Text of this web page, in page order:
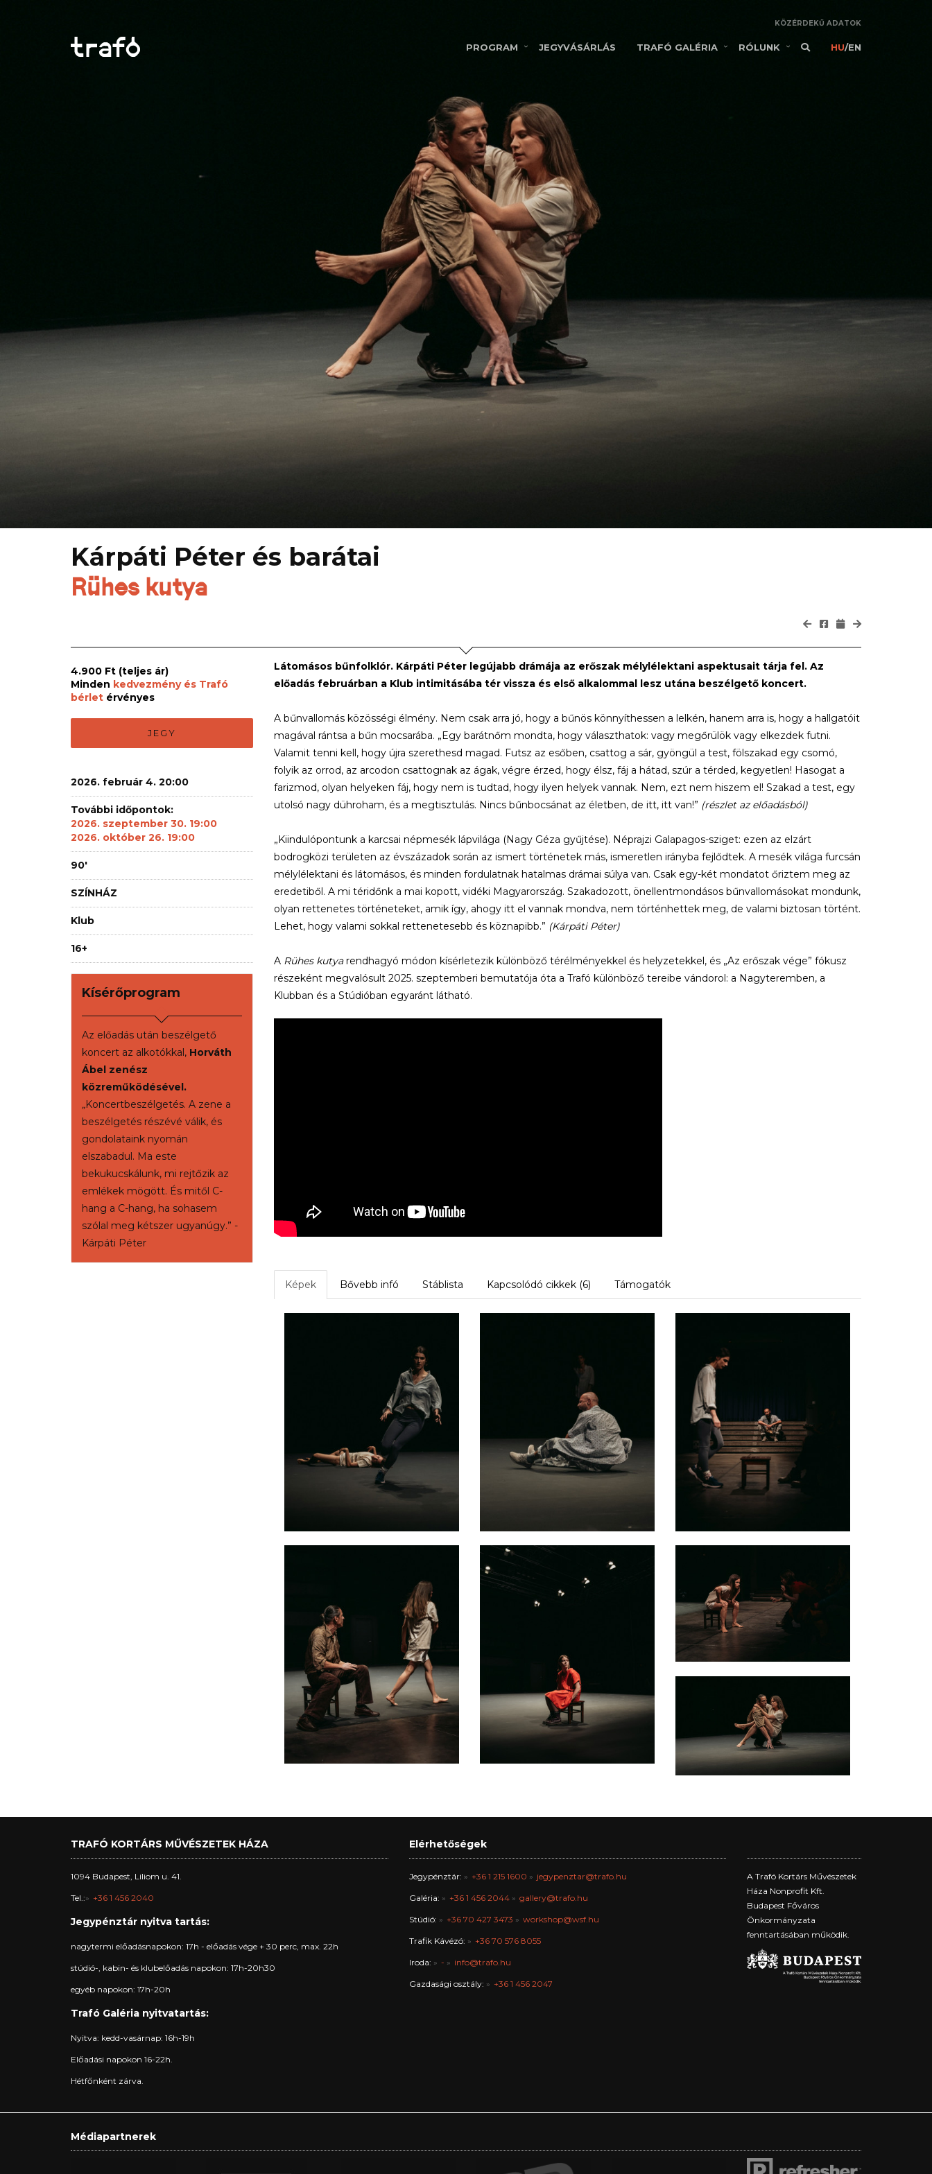
KÖZÉRDEKŰ ADATOK
PROGRAM JEGYVÁSÁRLÁS TRAFÓ GALÉRIA RÓLUNK HU/EN
Kárpáti Péter és barátai
Rühes kutya
4.900 Ft (teljes ár)
Minden kedvezmény és Trafó
bérlet érvényes
JEGY
2026. február 4. 20:00
További időpontok:
2026. szeptember 30. 19:00
2026. október 26. 19:00
90'
SZÍNHÁZ
Klub
16+
Kísérőprogram
Az előadás után beszélgető
koncert az alkotókkal, Horváth
Ábel zenész
közreműködésével.
„Koncertbeszélgetés. A zene a
beszélgetés részévé válik, és
gondolataink nyomán
elszabadul. Ma este
bekukucskálunk, mi rejtőzik az
emlékek mögött. És mitől C-
hang a C-hang, ha sohasem
szólal meg kétszer ugyanúgy.” -
Kárpáti Péter
Látomásos bűnfolklór. Kárpáti Péter legújabb drámája az erőszak mélylélektani aspektusait tárja fel. Az
előadás februárban a Klub intimitásába tér vissza és első alkalommal lesz utána beszélgető koncert.
A bűnvallomás közösségi élmény. Nem csak arra jó, hogy a bűnös könnyíthessen a lelkén, hanem arra is, hogy a hallgatóit
magával rántsa a bűn mocsarába. „Egy barátnőm mondta, hogy választhatok: vagy megőrülök vagy elkezdek futni.
Valamit tenni kell, hogy újra szerethesd magad. Futsz az esőben, csattog a sár, gyöngül a test, fölszakad egy csomó,
folyik az orrod, az arcodon csattognak az ágak, végre érzed, hogy élsz, fáj a hátad, szúr a térded, kegyetlen! Hasogat a
farizmod, olyan helyeken fáj, hogy nem is tudtad, hogy ilyen helyek vannak. Nem, ezt nem hiszem el! Szakad a test, egy
utolsó nagy dühroham, és a megtisztulás. Nincs bűnbocsánat az életben, de itt, itt van!” (részlet az előadásból)
„Kiindulópontunk a karcsai népmesék lápvilága (Nagy Géza gyűjtése). Néprajzi Galapagos-sziget: ezen az elzárt
bodrogközi területen az évszázadok során az ismert történetek más, ismeretlen irányba fejlődtek. A mesék világa furcsán
mélylélektani és látomásos, és minden fordulatnak hatalmas drámai súlya van. Csak egy-két mondatot őriztem meg az
eredetiből. A mi téridőnk a mai kopott, vidéki Magyarország. Szakadozott, önellentmondásos bűnvallomásokat mondunk,
olyan rettenetes történeteket, amik így, ahogy itt el vannak mondva, nem történhettek meg, de valami biztosan történt.
Lehet, hogy valami sokkal rettenetesebb és köznapibb.” (Kárpáti Péter)
A Rühes kutyarendhagyó módon kísérletezik különböző térélményekkel és helyzetekkel, és „Az erőszak vége” fókusz
részeként megvalósult 2025. szeptemberi bemutatója óta a Trafó különböző tereibe vándorol: a Nagyteremben, a
Klubban és a Stúdióban egyaránt látható.
Képek Bővebb infó Stáblista Kapcsolódó cikkek (6) Támogatók
TRAFÓ KORTÁRS MŰVÉSZETEK HÁZA
1094 Budapest, Liliom u. 41.
Tel.: +36 1 456 2040
Jegypénztár nyitva tartás:
nagytermi előadásnapokon: 17h - előadás vége + 30 perc, max. 22h
stúdió-, kabin- és klubelőadás napokon: 17h-20h30
egyéb napokon: 17h-20h
Trafó Galéria nyitvatartás:
Nyitva: kedd-vasárnap: 16h-19h
Előadási napokon 16-22h.
Hétfőnként zárva.
Elérhetőségek
Jegypénztár: +36 1 215 1600 jegypenztar@trafo.hu
Galéria: +36 1 456 2044 gallery@trafo.hu
Stúdió: +36 70 427 3473 workshop@wsf.hu
Trafik Kávézó: +36 70 576 8055
Iroda: - info@trafo.hu
Gazdasági osztály: +36 1 456 2047
A Trafó Kortárs Művészetek
Háza Nonprofit Kft.
Budapest Főváros
Önkormányzata
fenntartásában működik.
Médiapartnerek